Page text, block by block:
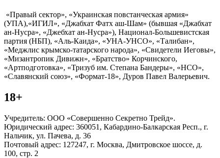
«Правый сектор», «Украинская повстанческая армия»
(УПА),«ИГИЛ», «Джабхат Фатх аш-Шам» (бывшая «Джабхат
ан-Нусра», «Джебхат ан-Нусра»), Национал-Большевистская
партия (НБП), «Аль-Каида», «УНА-УНСО», «Талибан»,
«Меджлис крымско-татарского народа», «Свидетели Иеговы»,
«Мизантропик Дивижн», «Братство» Корчинского,
«Артподготовка», «Тризуб им. Степана Бандеры», «НСО»,
«Славянский союз», «Формат-18», Дуров Павел Валерьевич.
18+
Учредитель: ООО «Совершенно Секретно Трейд».
Юридический адрес: 360051, Кабардино-Балкарская Респ., г.
Нальчик, ул. Пачева, д. 36
Почтовый адрес: 127247, г. Москва, Дмитровское шоссе, д.
100, стр. 2